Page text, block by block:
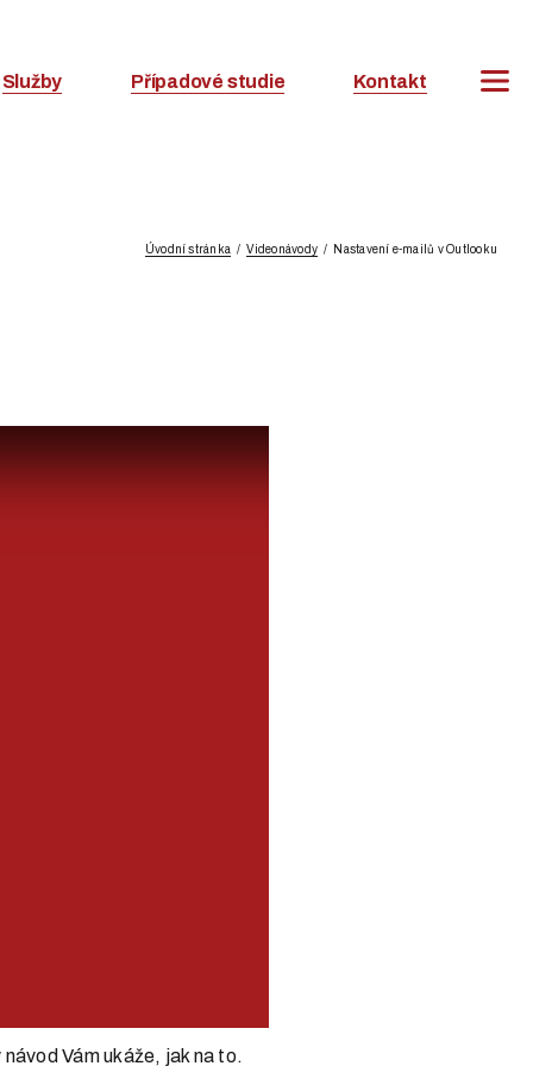
Služby Případové studie Kontakt
Úvodní stránka Videonávody Nastavení e-mailů v Outlooku
Vám ukáže, jak na to.